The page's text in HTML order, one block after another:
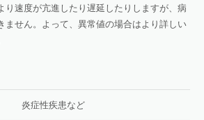
り速度が亢進したり遅延したりしますが、病
ません。よって、異常値の場合はより詳しい
炎症性疾患など